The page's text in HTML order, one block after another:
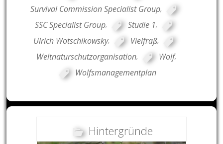
Survival Commission Specialist Group,
SSC Specialist Group, Studie 1,
Ulrich Wotschikowsky, Vielfraß,
Weltnaturschutzorganisation, Wolf,
Wolfsmanagementplan
Hintergründe